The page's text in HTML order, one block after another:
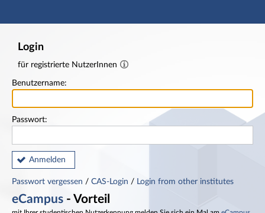
Hauptnavigation
Login
für registrierte NutzerInnen
Benutzername:
Passwort:
Anmelden
Passwort vergessen / CAS-Login / Login from other institutes
eCampus - Vorteil